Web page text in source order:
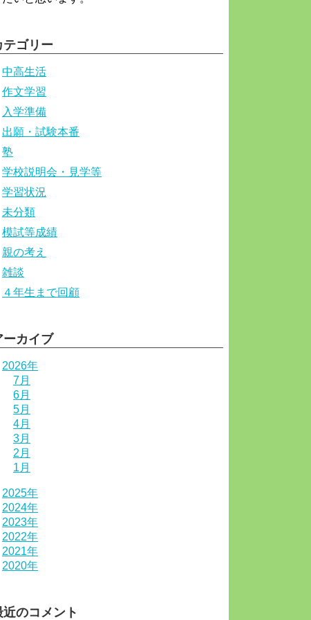
テゴリー
中高生活
作文学習
入学準備
出願・試験本番
塾
学校説明会・見学等
学習状況
未分類
模試等成績
親の考え
雑談
４年生まで回顧
ーカイブ
2026年
7月
6月
5月
4月
3月
2月
1月
2025年
2024年
2023年
2022年
2021年
2020年
近のコメント